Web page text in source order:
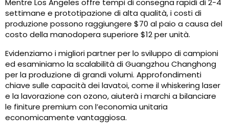
Mentre Los Angeles offre tempi di consegna rapidi di 2-4
settimane e prototipazione di alta qualità, i costi di
produzione possono raggiungere $70 al paio a causa del
costo della manodopera superiore $12 per unità.
Evidenziamo i migliori partner per lo sviluppo di campioni
ed esaminiamo la scalabilità di Guangzhou Changhong
per la produzione di grandi volumi. Approfondimenti
chiave sulle capacità dei lavatoi, come il whiskering laser
e la lavorazione con ozono, aiuterà i marchi a bilanciare
le finiture premium con l’economia unitaria
economicamente vantaggiosa.